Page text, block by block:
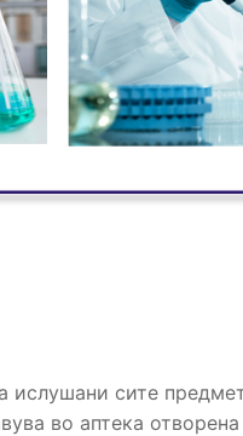
ислушани сите
во аптека отворена